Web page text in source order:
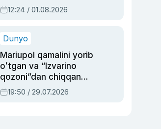
Oripovni siyosiy
ayblovlardan asrab
12:24 / 01.08.2026
Dunyo
Mariupol qamalini yorib
oʻtgan va “Izvarino
qozoni”dan chiqqan
qahramon — Ukraina
armiyasi bosh
19:50 / 29.07.2026